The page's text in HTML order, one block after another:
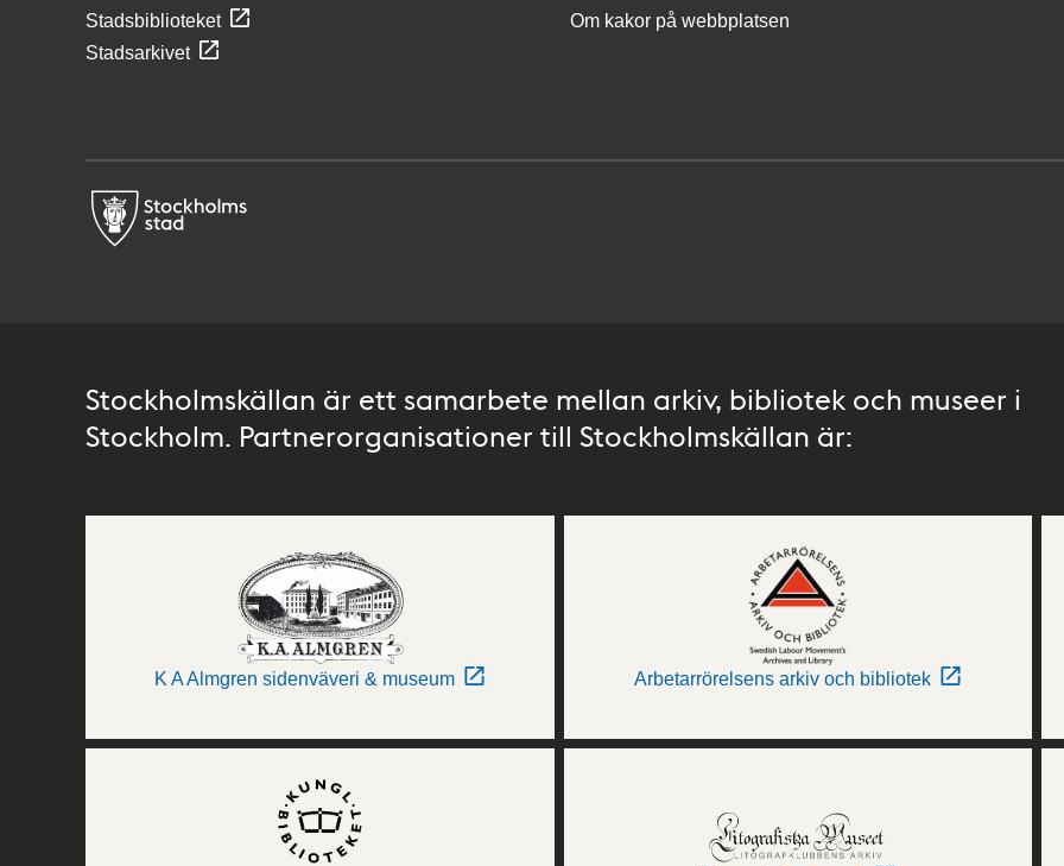
Stadsbiblioteket
Stadsarkivet
Om kakor på webbplatsen
Stockholmskällan är ett samarbete mellan arkiv, bibliotek och museer i
Stockholm. Partnerorganisationer till Stockholmskällan är:
K A Almgren sidenväveri & museum Arbetarrörelsens arkiv och bibliotek